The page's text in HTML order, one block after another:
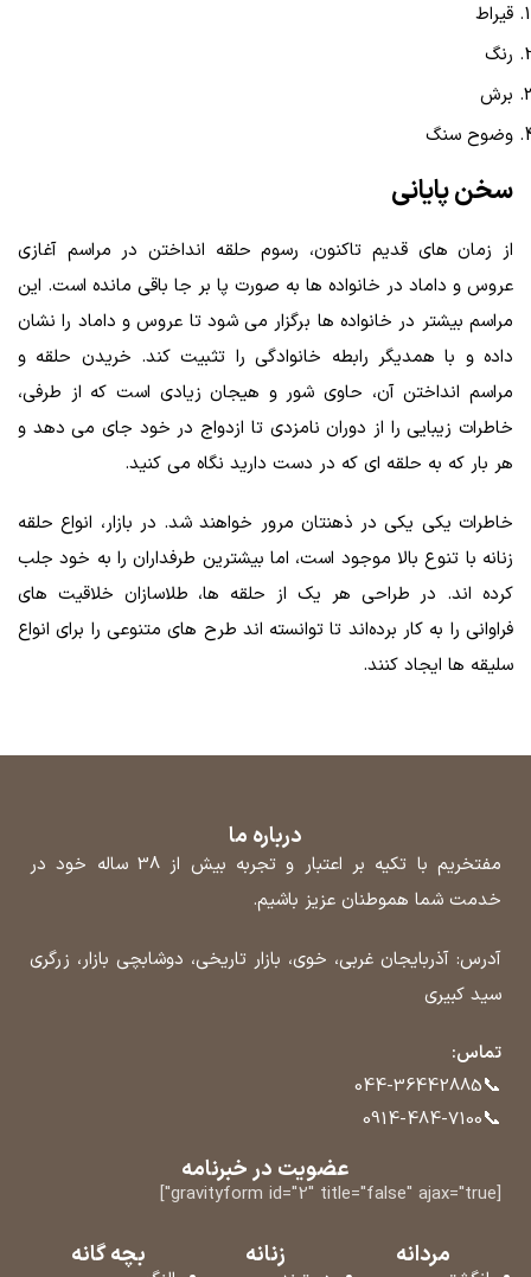
قیراط
رنگ
برش
وضوح سنگ
سخن پایانی
از زمان های قدیم تاکنون، رسوم حلقه انداختن در مراسم آغازی
عروس و داماد در خانواده‌ ها به صورت پا بر جا باقی مانده است. این
مراسم بیشتر در خانواده‌ ها برگزار می‌ شود تا عروس و داماد را نشان
داده و با همدیگر رابطه خانوادگی را تثبیت کند. خریدن حلقه و
مراسم انداختن آن، حاوی شور و هیجان زیادی است که از طرفی،
خاطرات زیبایی را از دوران نامزدی تا ازدواج در خود جای می‌ دهد و
هر بار که به حلقه‌ ای که در دست دارید نگاه می‌ کنید.
خاطرات یکی یکی در ذهنتان مرور خواهند شد. در بازار، انواع حلقه
زنانه با تنوع بالا موجود است، اما بیشترین طرفداران را به خود جلب
کرده‌ اند. در طراحی هر یک از حلقه‌ ها، طلاسازان خلاقیت‌ های
فراوانی را به کار برده‌اند تا توانسته‌ اند طرح‌ های متنوعی را برای انواع
سلیقه‌ ها ایجاد کنند.
درباره ما
مفتخریم با تکیه بر اعتبار و تجربه بیش از 38 ساله خود در
خدمت شما هموطنان عزیز باشیم.
آدرس: آذربایجان غربی، خوی، بازار تاریخی، دوشابچی بازار، زرگری
سید کبیری
تماس:
📞
044-36442885
📞
0914-484-7100
عضویت در خبرنامه
[gravityform id="2" title="false" ajax="true"]
مردانه زنانه بچه گانه